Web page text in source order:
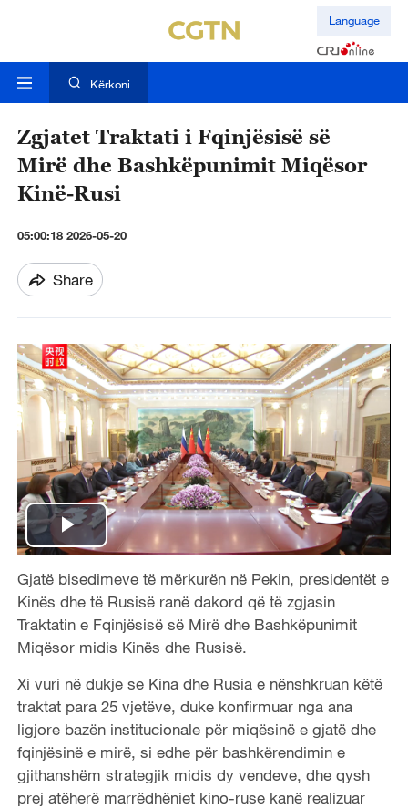
Language
Kërkoni
Zgjatet Traktati i Fqinjësisë së
Mirë dhe Bashkëpunimit Miqësor
Kinë-Rusi
05:00:18 2026-05-20
Share
P
l
a
V
i
d
Gjatë bisedimeve të mërkurën në Pekin, presidentët e
Kinës dhe të Rusisë ranë dakord që të zgjasin
Traktatin e Fqinjësisë së Mirë dhe Bashkëpunimit
Miqësor midis Kinës dhe Rusisë.
Xi vuri në dukje se Kina dhe Rusia e nënshkruan këtë
traktat para 25 vjetëve, duke konfirmuar nga ana
ligjore bazën institucionale për miqësinë e gjatë dhe
fqinjësinë e mirë, si edhe për bashkërendimin e
gjithanshëm strategjik midis dy vendeve, dhe qysh
prej atëherë marrëdhëniet kino-ruse kanë realizuar